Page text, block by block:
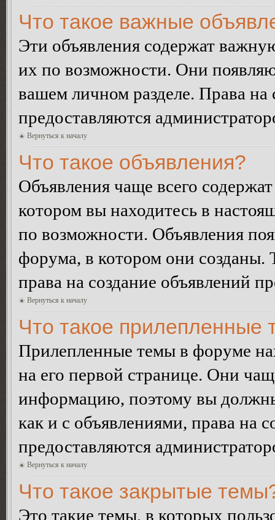
Что такое важные
Эти объявления содержат
их по возможности. Они
вашем личном разделе. Права
предоставляются
Вернуться к началу
Что такое объявления?
Объявления чаще всего
котором вы находитесь в
по возможности. Объявления
форума, в котором они
права на создание объявлений
Вернуться к началу
Что такое прилепленные
Прилепленные темы в форуме
на его первой странице. Они
информацию, поэтому вы
как и с объявлениями, права на
предоставляются
Вернуться к началу
Что такое закрытые
Это такие темы, в которых